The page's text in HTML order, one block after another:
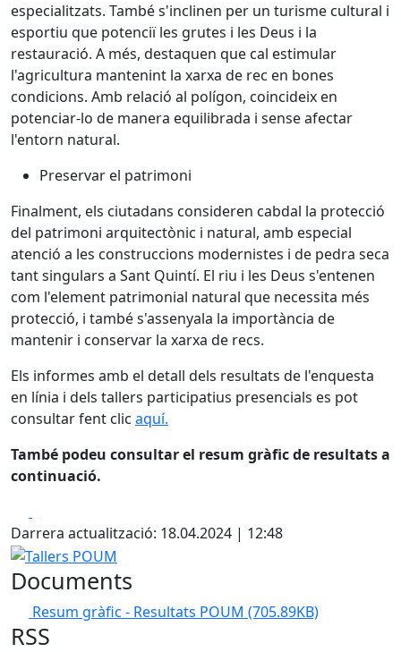
especialitzats. També s'inclinen per un turisme cultural i
esportiu que potenciï les grutes i les Deus i la
restauració. A més, destaquen que cal estimular
l'agricultura mantenint la xarxa de rec en bones
condicions. Amb relació al polígon, coincideix en
potenciar-lo de manera equilibrada i sense afectar
l'entorn natural.
Preservar el patrimoni
Finalment, els ciutadans consideren cabdal la protecció
del patrimoni arquitectònic i natural, amb especial
atenció a les construccions modernistes i de pedra seca
tant singulars a Sant Quintí. El riu i les Deus s'entenen
com l'element patrimonial natural que necessita més
protecció, i també s'assenyala la importància de
mantenir i conservar la xarxa de recs.
Els informes amb el detall dels resultats de l'enquesta
en línia i dels tallers participatius presencials es pot
consultar fent clic aquí.
També podeu consultar el resum gràfic de resultats a
continuació.
Darrera actualització: 18.04.2024 | 12:48
Tallers POUM
Documents
Resum gràfic - Resultats POUM (705.89KB)
RSS